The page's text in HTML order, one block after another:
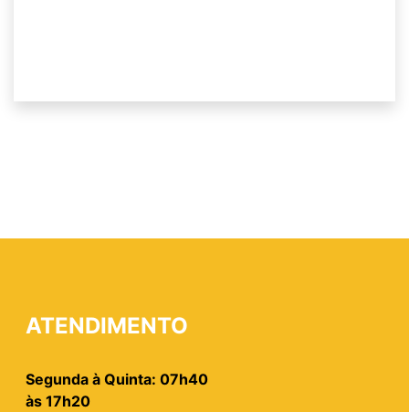
ATENDIMENTO
Segunda à Quinta: 07h40
às 17h20